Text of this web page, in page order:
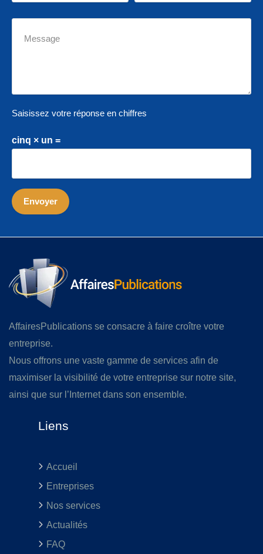
Saisissez votre réponse en chiffres
cinq × un =
AffairesPublications se consacre à faire croître votre
entreprise.
Nous offrons une vaste gamme de services afin de
maximiser la visibilité de votre entreprise sur notre site,
ainsi que sur l’Internet dans son ensemble.
Liens
Accueil
Entreprises
Nos services
Actualités
FAQ